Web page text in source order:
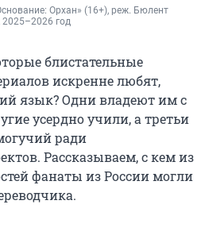
Орхан» (16+), реж. Бюлент
2025–2026 год
блистательные
искренне любят,
язык? Одни владеют им с
усердно учили, а третьи
ради
Рассказываем, с кем из
фанаты из России могли